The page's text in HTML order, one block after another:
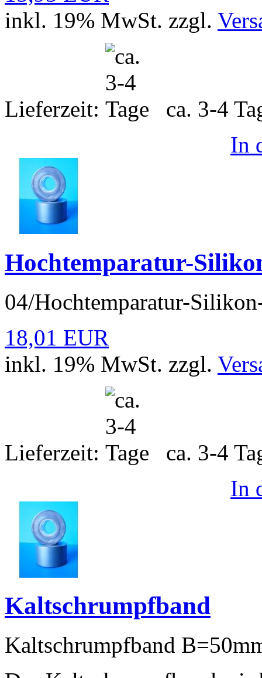
inkl. 19% MwSt. zzgl.
Lieferzeit:
ca. 3-4
In
Hochtemparatur-
04/Hochtemparatur-
18,01 EUR
inkl. 19% MwSt. zzgl.
Lieferzeit:
ca. 3-4
In
Kaltschrumpfband
Kaltschrumpfband